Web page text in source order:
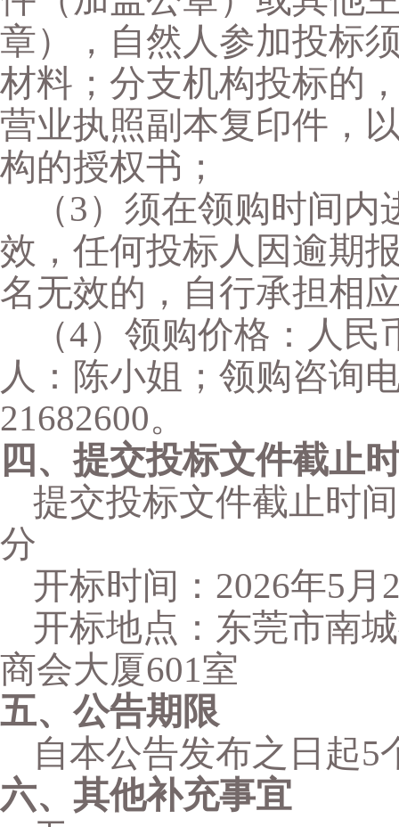
章），自然人参加投标
材料；分支机构投标的
营业执照副本复印件，
构的授权书；
（3）须在领购时间内
效，任何投标人因逾期
名无效的，自行承担相
（4）领购价格：人民
人：陈小姐；领购咨询
21682600。
四、提交投标文件截止
提交投标文件截止时间
分
开标时间： 2026年5 月
开标地点：东莞市南
商会大厦601室
五、公告期限
自本公告发布之日起5
六、其他补充事宜